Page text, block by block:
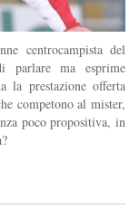
centrocampista del
parlare ma esprime
la prestazione offerta
competono al mister,
poco propositiva, in